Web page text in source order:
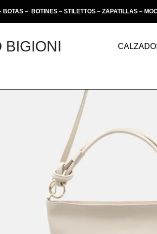
– BOTINES – STILETTOS – ZAPATILLAS –
BIGIONI